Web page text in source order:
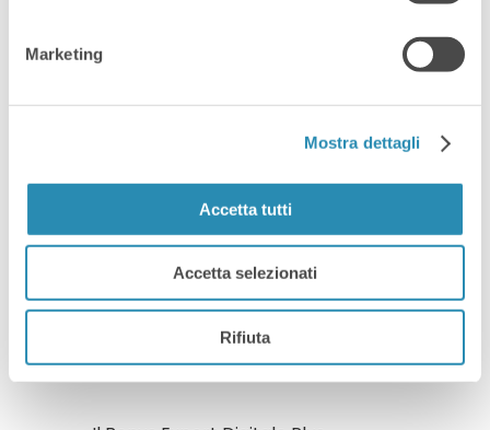
Marketing
Mostra dettagli
Accetta tutti
Accetta selezionati
Rifiuta
possono aiutarti nella gestione
di progetti digitali, con servizi
particolarmente vantaggiosi
Un’Opportunit
à da Non
Perdere